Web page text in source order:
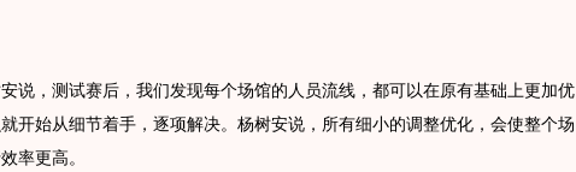
，测试赛后，我们发现每个场馆的人员流线，都可以在原有基础上更加优
开始从细节着手，逐项解决。杨树安说，所有细小的调整优化，会使整个场
率更高。